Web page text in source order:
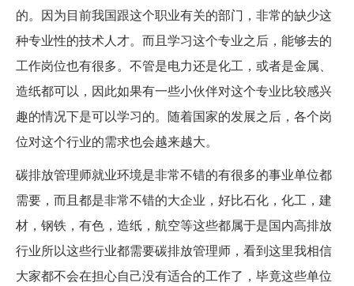
的。因为目前我国跟这个职业有关的部门，非常的缺少这
种专业性的技术人才。而且学习这个专业之后，能够去的
工作岗位也有很多。不管是电力还是化工，或者是金属、
造纸都可以，因此如果有一些小伙伴对这个专业比较感兴
趣的情况下是可以学习的。随着国家的发展之后，各个岗
位对这个行业的需求也会越来越大。
碳排放管理师就业环境是非常不错的有很多的事业单位都
需要，而且都是非常不错的大企业，好比石化，化工，建
材，钢铁，有色，造纸，航空等这些都属于是国内高排放
行业所以这些行业都需要碳排放管理师，看到这里我相信
大家都不会在担心自己没有适合的工作了，毕竟这些单位